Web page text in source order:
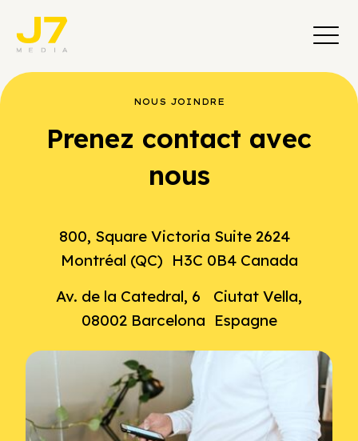
NOUS JOINDRE
Prenez contact avec
nous
800, Square Victoria Suite 2624
Montréal (QC) H3C 0B4 Canada
Av. de la Catedral, 6 Ciutat Vella,
08002 Barcelona Espagne